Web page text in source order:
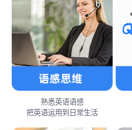
熟悉英语语感
把英语运用到日常生活